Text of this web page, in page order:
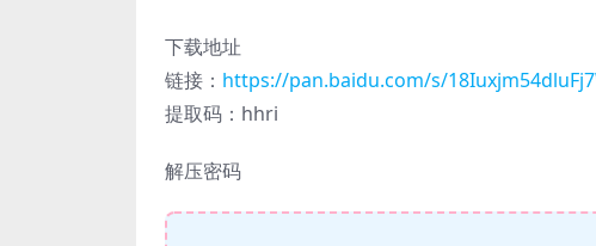
下载地址
链接： https://pan.baidu.com/s/
提取码：hhri
解压密码